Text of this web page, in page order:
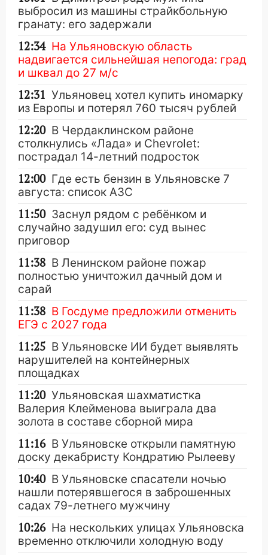
выбросил из машины страйкбольную
гранату: его задержали
12:34 На Ульяновскую область
надвигается сильнейшая непогода: град
и шквал до 27 м/с
12:31 Ульяновец хотел купить иномарку
из Европы и потерял 760 тысяч рублей
12:20 В Чердаклинском районе
столкнулись «Лада» и Chevrolet:
пострадал 14-летний подросток
12:00 Где есть бензин в Ульяновске 7
августа: список АЗС
11:50 Заснул рядом с ребёнком и
случайно задушил его: суд вынес
приговор
11:38 В Ленинском районе пожар
полностью уничтожил дачный дом и
сарай
11:38 В Госдуме предложили отменить
ЕГЭ с 2027 года
11:25 В Ульяновске ИИ будет выявлять
нарушителей на контейнерных
площадках
11:20 Ульяновская шахматистка
Валерия Клейменова выиграла два
золота в составе сборной мира
11:16 В Ульяновске открыли памятную
доску декабристу Кондратию Рылееву
10:40 В Ульяновске спасатели ночью
нашли потерявшегося в заброшенных
садах 79-летнего мужчину
10:26 На нескольких улицах Ульяновска
временно отключили холодную воду